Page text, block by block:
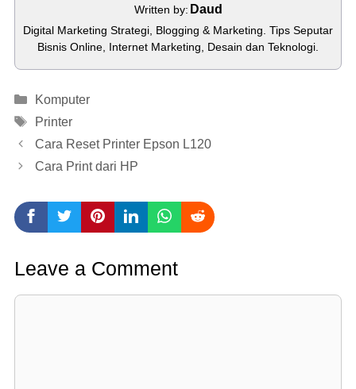
Written by: Daud
Digital Marketing Strategi, Blogging & Marketing. Tips Seputar
Bisnis Online, Internet Marketing, Desain dan Teknologi.
Categories
Komputer
Tags
Printer
Cara Reset Printer Epson L120
Cara Print dari HP
Leave a Comment
Comment